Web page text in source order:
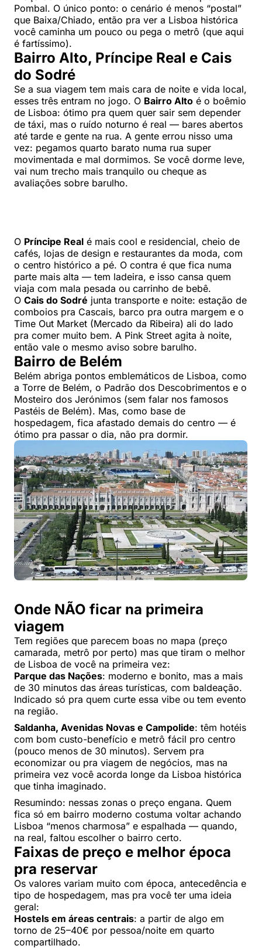
Pombal. O único ponto: o cenário é menos “postal”
que Baixa/Chiado, então pra ver a Lisboa histórica
você caminha um pouco ou pega o metrô (que aqui
é fartíssimo).
Bairro Alto, Príncipe Real e Cais
do Sodré
Se a sua viagem tem mais cara de noite e vida local,
esses três entram no jogo. O Bairro Alto é o boêmio
de Lisboa: ótimo pra quem quer sair sem depender
de táxi, mas o ruído noturno é real — bares abertos
até tarde e gente na rua. A gente errou nisso uma
vez: pegamos quarto barato numa rua super
movimentada e mal dormimos. Se você dorme leve,
vai num trecho mais tranquilo ou cheque as
avaliações sobre barulho.
O Príncipe Real é mais cool e residencial, cheio de
cafés, lojas de design e restaurantes da moda, com
o centro histórico a pé. O contra é que fica numa
parte mais alta — tem ladeira, e isso cansa quem
viaja com mala pesada ou carrinho de bebê.
O Cais do Sodré junta transporte e noite: estação de
comboios pra Cascais, barco pra outra margem e o
Time Out Market (Mercado da Ribeira) ali do lado
pra comer muito bem. A Pink Street agita à noite,
então vale o mesmo aviso sobre barulho.
Bairro de Belém
Belém abriga pontos emblemáticos de Lisboa, como
a Torre de Belém, o Padrão dos Descobrimentos e o
Mosteiro dos Jerónimos (sem falar nos famosos
Pastéis de Belém). Mas, como base de
hospedagem, fica afastado demais do centro — é
ótimo pra passar o dia, não pra dormir.
Onde NÃO ficar na primeira
viagem
Tem regiões que parecem boas no mapa (preço
camarada, metrô por perto) mas que tiram o melhor
de Lisboa de você na primeira vez:
Parque das Nações: moderno e bonito, mas a mais
de 30 minutos das áreas turísticas, com baldeação.
Indicado só pra quem curte essa vibe ou tem evento
na região.
Saldanha, Avenidas Novas e Campolide: têm hotéis
com bom custo-benefício e metrô fácil pro centro
(pouco menos de 30 minutos). Servem pra
economizar ou pra viagem de negócios, mas na
primeira vez você acorda longe da Lisboa histórica
que tinha imaginado.
Resumindo: nessas zonas o preço engana. Quem
fica só em bairro moderno costuma voltar achando
Lisboa “menos charmosa” e espalhada — quando,
na real, faltou escolher o bairro certo.
Faixas de preço e melhor época
pra reservar
Os valores variam muito com época, antecedência e
tipo de hospedagem, mas pra você ter uma ideia
geral:
Hostels em áreas centrais: a partir de algo em
torno de 25–40€ por pessoa/noite em quarto
compartilhado.